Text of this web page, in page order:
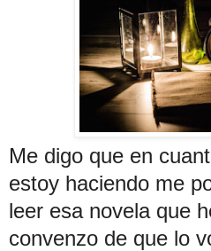
Me digo que en
estoy haciendo me
leer esa novela que
convenzo de que lo